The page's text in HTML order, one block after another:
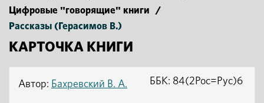
Цифровые "говорящие" книги
/
Рассказы (Герасимов В.)
КАРТОЧКА КНИГИ
Автор: Бахревский В. А. ББК: 84(2Рос=Рус)6